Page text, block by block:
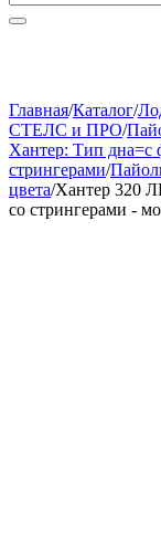
Главная/Каталог/
СТЕЛС и ПРО/
Хантер: Тип
стрингерами/
цвета/Хантер 320
со стрингерами -